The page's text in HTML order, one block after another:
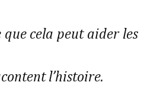
cela peut aider les
l’histoire.